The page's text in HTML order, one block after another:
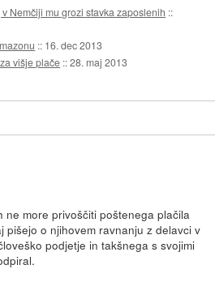
Nemčiji mu grozi stavka zaposlenih ::
:: 16. dec 2013
višje plače ::28. maj 2013
ne more privoščiti poštenega plačila
pišejo o njihovem ravnanju z delavci v
podjetje in takšnega s svojimi